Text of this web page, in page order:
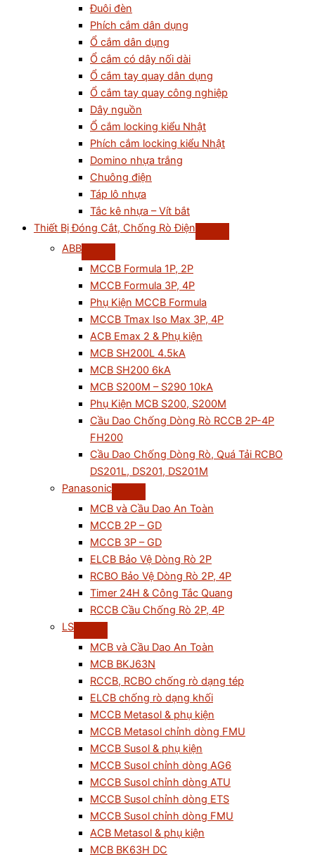
Đuôi đèn
Phích cắm dân dụng
Ổ cắm dân dụng
Ổ cắm có dây nối dài
Ổ cắm tay quay dân dụng
Ổ cắm tay quay công nghiệp
Dây nguồn
Ổ cắm locking kiểu Nhật
Phích cắm locking kiểu Nhật
Domino nhựa trắng
Chuông điện
Táp lô nhựa
Tắc kê nhựa – Vít bắt
Thiết Bị Đóng Cắt, Chống Rò Điện
ABB
MCCB Formula 1P, 2P
MCCB Formula 3P, 4P
Phụ Kiện MCCB Formula
MCCB Tmax Iso Max 3P, 4P
ACB Emax 2 & Phụ kiện
MCB SH200L 4.5kA
MCB SH200 6kA
MCB S200M – S290 10kA
Phụ Kiện MCB S200, S200M
Cầu Dao Chống Dòng Rò RCCB 2P-4P
FH200
Cầu Dao Chống Dòng Rò, Quá Tải RCBO
DS201L, DS201, DS201M
Panasonic
MCB và Cầu Dao An Toàn
MCCB 2P – GD
MCCB 3P – GD
ELCB Bảo Vệ Dòng Rò 2P
RCBO Bảo Vệ Dòng Rò 2P, 4P
Timer 24H & Công Tắc Quang
RCCB Cầu Chống Rò 2P, 4P
LS
MCB và Cầu Dao An Toàn
MCB BKJ63N
RCCB, RCBO chống rò dạng tép
ELCB chống rò dạng khối
MCCB Metasol & phụ kiện
MCCB Metasol chỉnh dòng FMU
MCCB Susol & phụ kiện
MCCB Susol chỉnh dòng AG6
MCCB Susol chỉnh dòng ATU
MCCB Susol chỉnh dòng ETS
MCCB Susol chỉnh dòng FMU
ACB Metasol & phụ kiện
MCB BK63H DC